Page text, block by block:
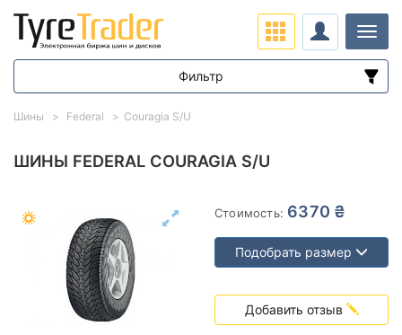
ШИНЫ FEDERAL COURAGIA S/U
Стоимость: 6370 ₴
Подобрать размер
Добавить отзыв
Шины Federal Couragia S/U
Фильтр
Диапазон цен